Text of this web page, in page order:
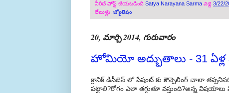
వీరిచే పోస్ట్ చేయబడింది Satya Narayana Sarma వద్ద 3/22/
లేబుళ్లు: జ్యోతిషం
20, మార్చి 2014, గురువారం
హోమియో అద్భుతాలు - 31 ఏళ్ల
క్రానిక్ డిసీజెస్ లో పేషంట్ కు కౌన్సెలింగ్ చాలా
పట్టాలి?రోగం ఎలా తగ్గుతూ వస్తుంది?అన్న